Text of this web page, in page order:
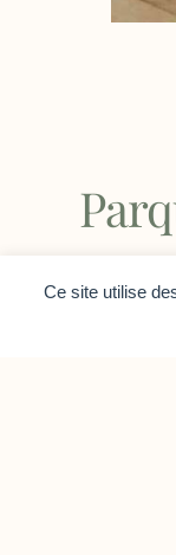
Ce site utilise